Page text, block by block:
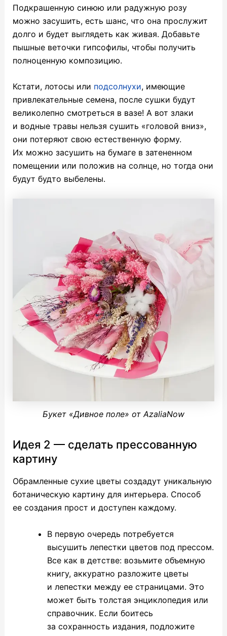
Подкрашенную синюю или радужную розу
можно засушить, есть шанс, что она прослужит
долго и будет выглядеть как живая. Добавьте
пышные веточки гипсофилы, чтобы получить
полноценную композицию.
Кстати, лотосы или подсолнухи, имеющие
привлекательные семена, после сушки будут
великолепно смотреться в вазе! А вот злаки
и водные травы нельзя сушить «головой вниз»,
они потеряют свою естественную форму.
Их можно засушить на бумаге в затененном
помещении или положив на солнце, но тогда они
будут будто выбелены.
Букет «Дивное поле» от AzaliaNow
Идея 2 — сделать прессованную
картину
Обрамленные сухие цветы создадут уникальную
ботаническую картину для интерьера. Способ
ее создания прост и доступен каждому.
В первую очередь потребуется
высушить лепестки цветов под прессом.
Все как в детстве: возьмите объемную
книгу, аккуратно разложите цветы
и лепестки между ее страницами. Это
может быть толстая энциклопедия или
справочник. Если боитесь
за сохранность издания, подложите